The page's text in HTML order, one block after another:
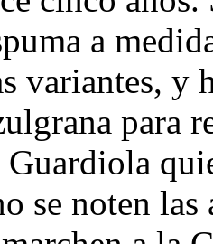
a
variantes, y
para
Guardiola
se noten